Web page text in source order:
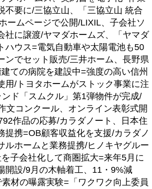
不要に/三協立山、「三協立山 統合
ームページで公開/LIXIL、子会社ソ
社に譲渡/ヤマダホームズ、「ヤマダ
ハウス=電気自動車や太陽電池も50
ンでセット販売/三井ホーム、長野県
ての病院を建設中=強度の高い信州
用/トヨタホームがストック事業に注
ド「スムクル」第1弾物件が完成/
文コンクール、オンライン表彰式開
作品の応募/カラダノート、日本住
提携=OB顧客収益化を支援/カラダノ
ルホームと業務提携/ヒノキヤグルー
子会社化して商圏拡大=来年5月に
開設/9月の木軸着工、11・9%減
材の曝露実験=「ワクワク向上委員